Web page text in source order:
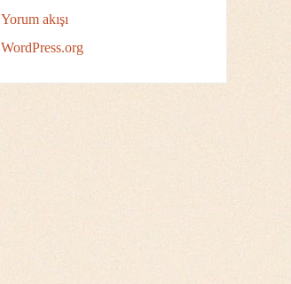
Yorum akışı
WordPress.org